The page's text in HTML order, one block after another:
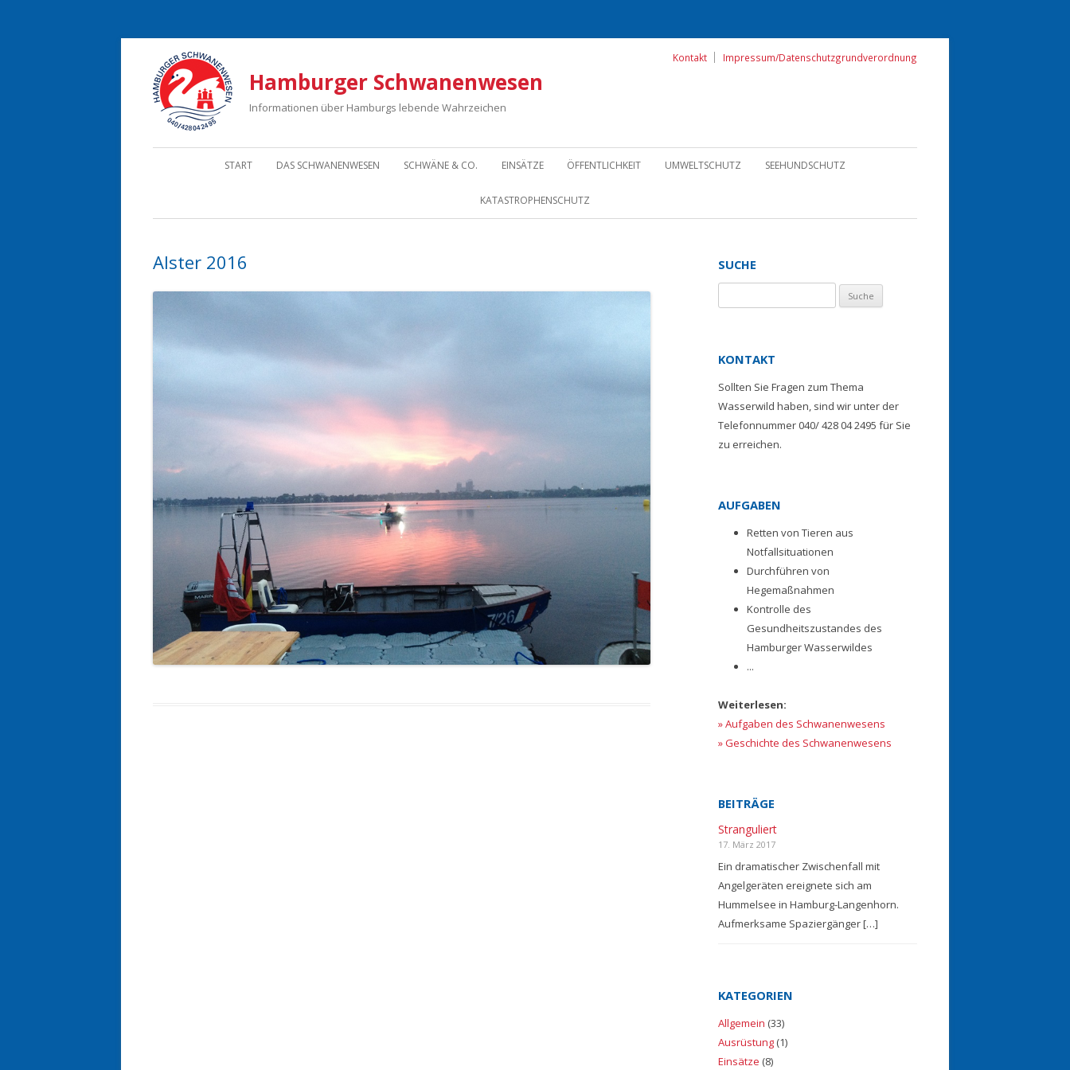
Kontakt Impressum/Datenschutzgrundverordnung
Hamburger Schwanenwesen
Informationen über Hamburgs lebende Wahrzeichen
Zum Inhalt springen
START DAS SCHWANENWESEN SCHWÄNE & CO. EINSÄTZE ÖFFENTLICHKEIT UMWELTSCHUTZ SEEHUNDSCHUTZ
KATASTROPHENSCHUTZ
Alster 2016 SUCHE
KONTAKT
Sollten Sie Fragen zum Thema
Wasserwild haben, sind wir unter der
Telefonnummer 040/ 428 04 2495 für Sie
zu erreichen.
AUFGABEN
Retten von Tieren aus
Notfallsituationen
Durchführen von
Hegemaßnahmen
Kontrolle des
Gesundheitszustandes des
Hamburger Wasserwildes
...
Weiterlesen:
» Aufgaben des Schwanenwesens
» Geschichte des Schwanenwesens
BEITRÄGE
Stranguliert
17. März 2017
Ein dramatischer Zwischenfall mit
Angelgeräten ereignete sich am
Hummelsee in Hamburg-Langenhorn.
Aufmerksame Spaziergänger […]
KATEGORIEN
Allgemein (33)
Ausrüstung (1)
Einsätze (8)